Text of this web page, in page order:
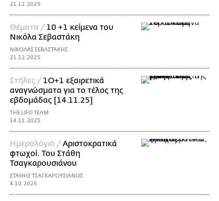
21.12.2025
Θέματα / 10 +1 κείμενα του
Νικόλα Σεβαστάκη
ΝΙΚΟΛΑΣ ΣΕΒΑΣΤΑΚΗΣ
21.12.2025
Στήλες / 1Ο+1 εξαιρετικά
αναγνώσματα για το τέλος της
εβδομάδας [14.11.25]
THE LIFO TEAM
14.11.2025
Ημερολόγιο /Αριστοκρατικά
φτωχοί. Του Στάθη
Τσαγκαρουσιάνου
ΣΤΑΘΗΣ ΤΣΑΓΚΑΡΟΥΣΙΑΝΟΣ
4.10.2025